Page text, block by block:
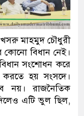
খসরু মাহমুদ চৌধুরী
কোনো বিধান নেই।
সংশোধন করে
হয় সংসদে।
নয়। রাজনৈতিক
এটি ভুল ছিল,